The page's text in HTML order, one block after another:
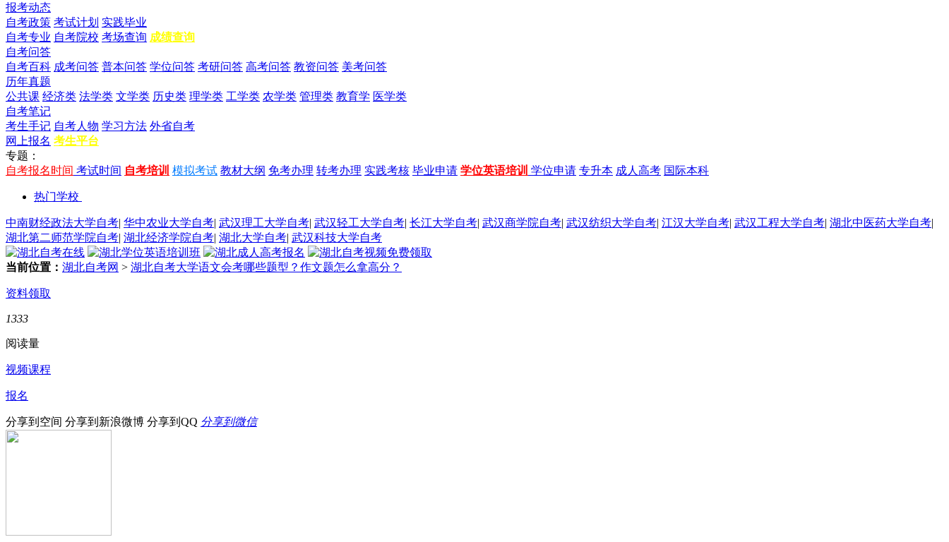
报考动态
自考政策 考试计划 实践毕业
自考专业 自考院校 考场查询 成绩查询
自考问答
自考百科 成考问答 普本问答 学位问答 考研问答 高考问答 教资问答 美考问答
历年真题
公共课 经济类 法学类 文学类 历史类 理学类 工学类 农学类 管理类 教育学 医学类
自考笔记
考生手记 自考人物 学习方法 外省自考
网上报名 考生平台
专题：
自考报名时间 考试时间 自考培训 模拟考试 教材大纲 免考办理 转考办理 实践考核 毕业申请 学位英语培训 学位申请 专升本 成人高考 国际本科
热门学校
中南财经政法大学自考| 华中农业大学自考| 武汉理工大学自考| 武汉轻工大学自考| 长江大学自考| 武汉商学院自考| 武汉纺织大学自考| 江汉大学自考| 武汉工程大学自考| 湖北中医药大学自考|
湖北第二师范学院自考| 湖北经济学院自考| 湖北大学自考| 武汉科技大学自考
当前位置： 湖北自考网 > 湖北自考大学语文会考哪些题型？作文题怎么拿高分？
资料领取
1333
阅读量
视频课程
报名
分享到空间 分享到新浪微博 分享到QQ 分享到微信